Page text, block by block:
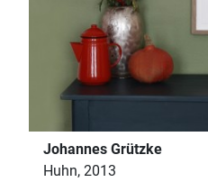
Johannes Grützke
Huhn, 2013